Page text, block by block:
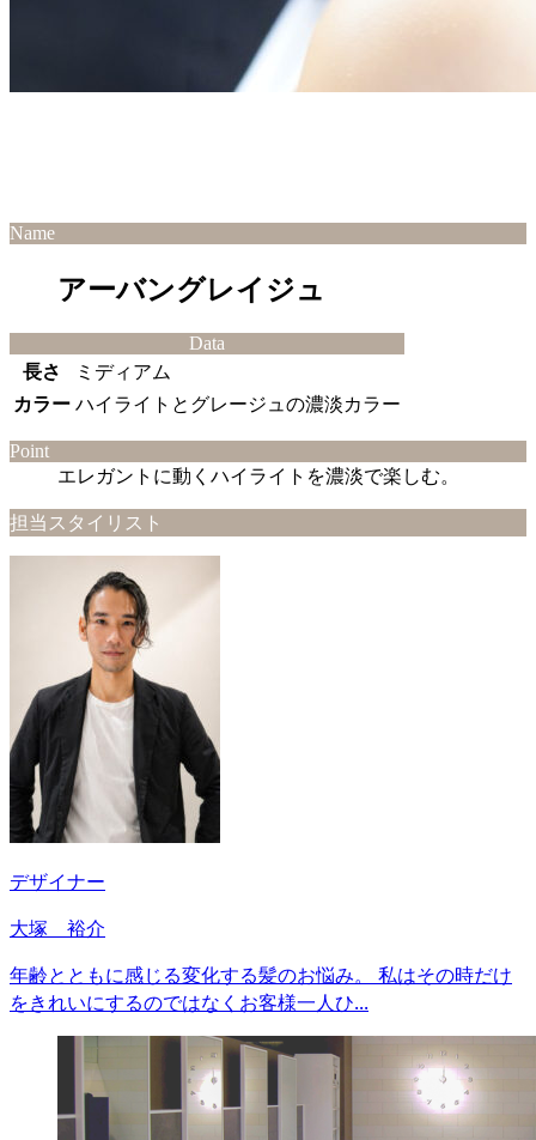
Name
アーバングレイジュ
Data
長さ
ミディアム
カラーハイライトとグレージュの濃淡カラー
Point
エレガントに動くハイライトを濃淡で楽しむ。
担当スタイリスト
デザイナー
大塚 裕介
年齢とともに感じる変化する髪のお悩み。 私はその時だけ
をきれいにするのではなくお客様一人ひ...